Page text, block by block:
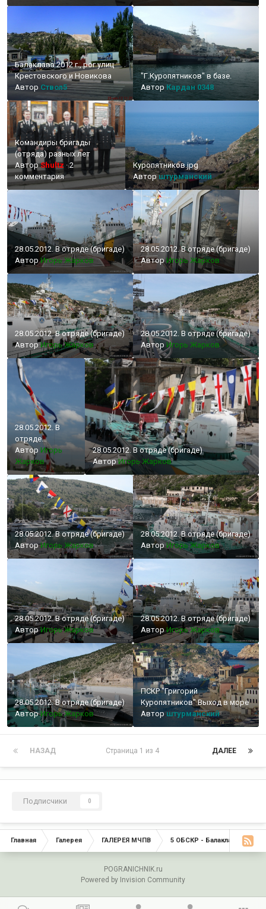
Балаклава 2012 г., рог улиц
Крестовского и Новикова
Автор Ствол5
"Г.Куропятников" в базе.
АвторКардан 0348
Командиры бригады
(отряда) разных лет
АвторShultz ·2
комментария
Куропятников.jpg
Авторштурманский
28.05.2012. В отряде (бригаде)
АвторИгорь Жарков
28.05.2012. В отряде (бригаде)
АвторИгорь Жарков
28.05.2012. В отряде (бригаде)
АвторИгорь Жарков
28.05.2012. В отряде (бригаде)
Автор Игорь Жарков
28.05.2012. В
отряде
(бригаде)
Автор Игорь
Жарков
28.05.2012. В отряде (бригаде)
АвторИгорь Жарков
28.05.2012. В отряде (бригаде)
АвторИгорь Жарков
28.05.2012. В отряде (бригаде)
АвторИгорь Жарков
28.05.2012. В отряде (бригаде)
АвторИгорь Жарков
28.05.2012. В отряде (бригаде)
АвторИгорь Жарков
28.05.2012. В отряде (бригаде)
АвторИгорь Жарков
ПСКР "Григорий
Куропятников" Выход в море
Авторштурманский
НАЗАД ДАЛЕЕ
Страница 1 из 4
Подписчики 0
Главная Галерея ГАЛЕРЕЯ МЧПВ 5 ОБСКР - Балаклава
POGRANICHNIK.ru
Powered by Invision Community